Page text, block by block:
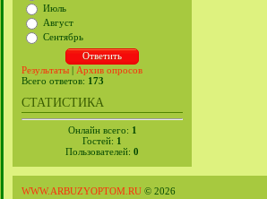
Июль
Август
Сентябрь
Результаты | Архив опросов
Всего ответов: 173
СТАТИСТИКА
Онлайн всего: 1
Гостей: 1
Пользователей: 0
WWW.ARBUZYOPTOM.RU © 2026